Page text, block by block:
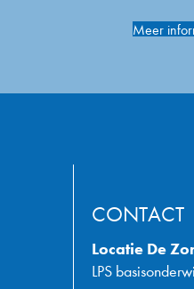
Meer
CONTACT
Locatie De
LPS